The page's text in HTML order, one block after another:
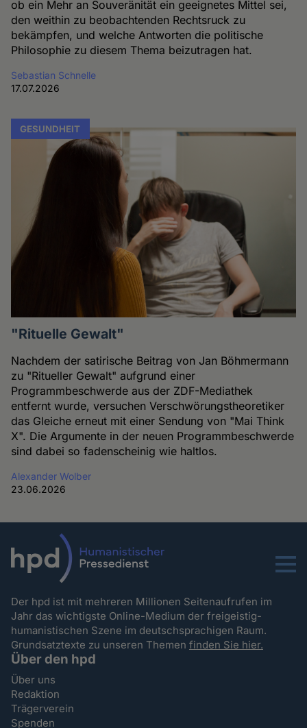
ob ein Mehr an Souveränität ein geeignetes Mittel sei,
den weithin zu beobachtenden Rechtsruck zu
bekämpfen, und welche Antworten die politische
Philosophie zu diesem Thema beizutragen hat.
Sebastian Schnelle
17.07.2026
GESUNDHEIT
"Rituelle Gewalt"
Nachdem der satirische Beitrag von Jan Böhmermann
zu "Ritueller Gewalt" aufgrund einer
Programmbeschwerde aus der ZDF-Mediathek
entfernt wurde, versuchen Verschwörungstheoretiker
das Gleiche erneut mit einer Sendung von "Mai Think
X". Die Argumente in der neuen Programmbeschwerde
sind dabei so fadenscheinig wie haltlos.
Alexander Wolber
23.06.2026
Menu
Der hpd ist mit mehreren Millionen Seitenaufrufen im
Jahr das wichtigste Online-Medium der freigeistig-
humanistischen Szene im deutschsprachigen Raum.
Grundsatztexte zu unseren Themenfinden Sie hier.
Über den hpd
Über uns
Redaktion
Trägerverein
Spenden